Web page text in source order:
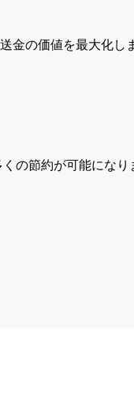
金の価値を最大化し
の節約が可能になり